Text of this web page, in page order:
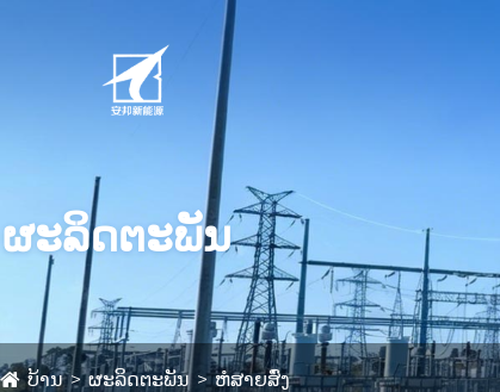
ຜະລິດຕະພັນ
ບ້ານ ຜະລິດຕະພັນ ຫໍສາຍສົ່ງ